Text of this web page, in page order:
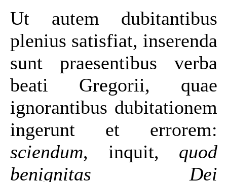
Ut autem dubitantibus
plenius satisfiat, inserenda
sunt praesentibus verba
beati Gregorii, quae
ignorantibus dubitationem
ingerunt et errorem:
sciendum, inquit, quod
benignitas Dei